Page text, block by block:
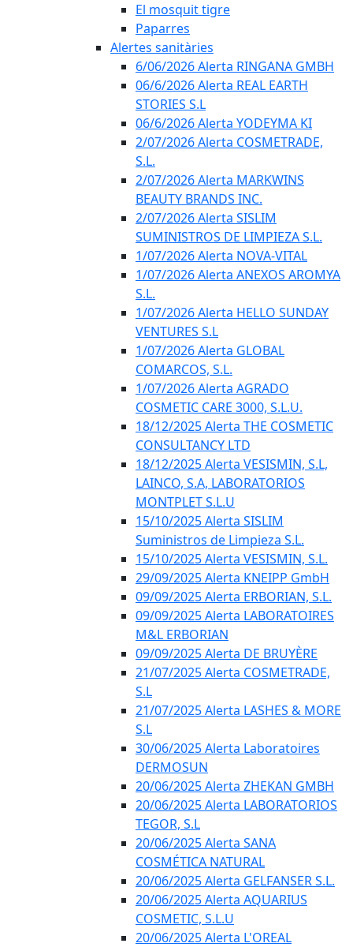
El mosquit tigre
Paparres
Alertes sanitàries
6/06/2026 Alerta RINGANA GMBH
06/6/2026 Alerta REAL EARTH
STORIES S.L
06/6/2026 Alerta YODEYMA KI
2/07/2026 Alerta COSMETRADE,
S.L.
2/07/2026 Alerta MARKWINS
BEAUTY BRANDS INC.
2/07/2026 Alerta SISLIM
SUMINISTROS DE LIMPIEZA S.L.
1/07/2026 Alerta NOVA-VITAL
1/07/2026 Alerta ANEXOS AROMYA
S.L.
1/07/2026 Alerta HELLO SUNDAY
VENTURES S.L
1/07/2026 Alerta GLOBAL
COMARCOS, S.L.
1/07/2026 Alerta AGRADO
COSMETIC CARE 3000, S.L.U.
18/12/2025 Alerta THE COSMETIC
CONSULTANCY LTD
18/12/2025 Alerta VESISMIN, S.L,
LAINCO, S.A, LABORATORIOS
MONTPLET S.L.U
15/10/2025 Alerta SISLIM
Suministros de Limpieza S.L.
15/10/2025 Alerta VESISMIN, S.L.
29/09/2025 Alerta KNEIPP GmbH
09/09/2025 Alerta ERBORIAN, S.L.
09/09/2025 Alerta LABORATOIRES
M&L ERBORIAN
09/09/2025 Alerta DE BRUYÈRE
21/07/2025 Alerta COSMETRADE,
S.L
21/07/2025 Alerta LASHES & MORE
S.L
30/06/2025 Alerta Laboratoires
DERMOSUN
20/06/2025 Alerta ZHEKAN GMBH
20/06/2025 Alerta LABORATORIOS
TEGOR, S.L
20/06/2025 Alerta SANA
COSMÉTICA NATURAL
20/06/2025 Alerta GELFANSER S.L.
20/06/2025 Alerta AQUARIUS
COSMETIC, S.L.U
20/06/2025 Alerta L'OREAL